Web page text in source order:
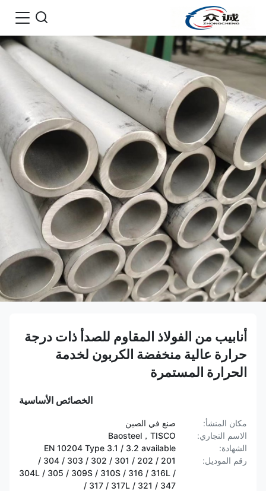
أنابيب من الفولاذ المقاوم للصدأ ذات درجة
حرارة عالية منخفضة الكربون لخدمة
الحرارة المستمرة
الخصائص الأساسية
مكان المنشأ:
صنع في الصين
الاسم التجاري:
Baosteel，TISCO
الشهادة:
EN 10204 Type 3.1 / 3.2 available
رقم الموديل:
201 / 202 / 301 / 302 / 303 / 304 /
304L / 305 / 309S / 310S / 316 / 316L /
317 / 317L / 321 / 347 /